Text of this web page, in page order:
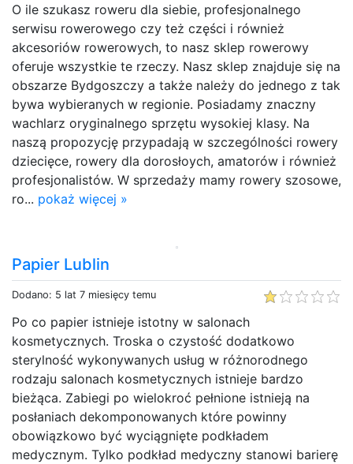
O ile szukasz roweru dla siebie, profesjonalnego
serwisu rowerowego czy też części i również
akcesoriów rowerowych, to nasz sklep rowerowy
oferuje wszystkie te rzeczy. Nasz sklep znajduje się na
obszarze Bydgoszczy a także należy do jednego z tak
bywa wybieranych w regionie. Posiadamy znaczny
wachlarz oryginalnego sprzętu wysokiej klasy. Na
naszą propozycję przypadają w szczególności rowery
dziecięce, rowery dla dorosłoych, amatorów i również
profesjonalistów. W sprzedaży mamy rowery szosowe,
ro... pokaż więcej »
Papier Lublin
Dodano: 5 lat 7 miesięcy temu
Po co papier istnieje istotny w salonach
kosmetycznych. Troska o czystość dodatkowo
sterylność wykonywanych usług w różnorodnego
rodzaju salonach kosmetycznych istnieje bardzo
bieżąca. Zabiegi po wielokroć pełnione istnieją na
posłaniach dekomponowanych które powinny
obowiązkowo być wyciągnięte podkładem
medycznym. Tylko podkład medyczny stanowi barierę